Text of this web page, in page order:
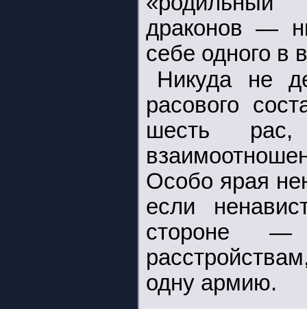
драконов —
себе одного в
Никуда не
расового
шесть
Особо ярая
если
стороне
одну армию.